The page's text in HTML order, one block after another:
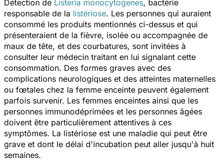
Détection de Listeria monocytogenes, bactérie
responsable de la listériose. Les personnes qui auraient
consommé les produits mentionnés ci-dessus et qui
présenteraient de la fièvre, isolée ou accompagnée de
maux de tête, et des courbatures, sont invitées à
consulter leur médecin traitant en lui signalant cette
consommation. Des formes graves avec des
complications neurologiques et des atteintes maternelles
ou fœtales chez la femme enceinte peuvent également
parfois survenir. Les femmes enceintes ainsi que les
personnes immunodéprimées et les personnes âgées
doivent être particulièrement attentives à ces
symptômes. La listériose est une maladie qui peut être
grave et dont le délai d'incubation peut aller jusqu'à huit
semaines.